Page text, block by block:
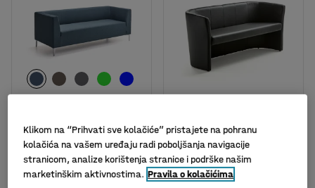
ETNA, plavo zelena
Br. artikla:365103
839,- € KUPI
crna umjetna koža
Br. artikla:131761
582,- €
Klikom na “Prihvati sve kolačiće” pristajete na pohranu
kolačića na vašem uređaju radi poboljšanja navigacije
stranicom, analize korištenja stranice i podrške našim
marketinškim aktivnostima. Pravila o kolačićima